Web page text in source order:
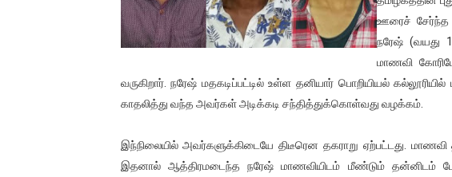
கைது செய்யப்பட்ட இளைஞன் உயிரிழப்பு -
தடுப்பூசியை பெற்றுக் கொள்ளக் கூடிய இடங்கள்...
சிறுமியை பாலியல் வன்கொடுமை செய்த
வடிவேலுவுக்கு நீதிமன்றம் விதித்துள்ள அதிரடி
ஊரைச் சேர்ந்த
நரேஷ் (வயது
மாணவி
வருகிறார். நரேஷ் மதகடிப்பட்டில் உள்ள தனியார் பொறியியல்
காதலித்து வந்த அவர்கள் அடிக்கடி சந்தித்துக்கொள்வது வழக்கம்.
இந்நிலையில் அவர்களுக்கிடையே திடீரென தகராறு ஏற்பட்டது.
இதனால் ஆத்திரமடைந்த நரேஷ் மாணவியிடம் மீண்டும் தன்னிடம்